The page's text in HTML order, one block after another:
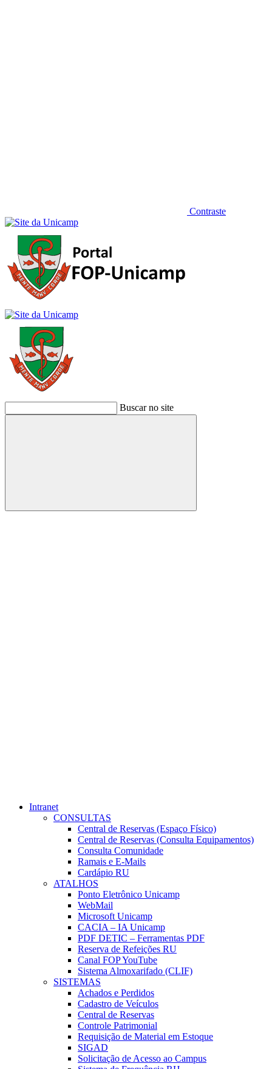
Contraste
Buscar no site
Buscar
Intranet
CONSULTAS
Central de Reservas (Espaço Físico)
Central de Reservas (Consulta Equipamentos)
Consulta Comunidade
Ramais e E-Mails
Cardápio RU
ATALHOS
Ponto Eletrônico Unicamp
WebMail
Microsoft Unicamp
CACIA – IA Unicamp
PDF DETIC – Ferramentas PDF
Reserva de Refeições RU
Canal FOP YouTube
Sistema Almoxarifado (CLIF)
SISTEMAS
Achados e Perdidos
Cadastro de Veículos
Central de Reservas
Controle Patrimonial
Requisição de Material em Estoque
SIGAD
Solicitação de Acesso ao Campus